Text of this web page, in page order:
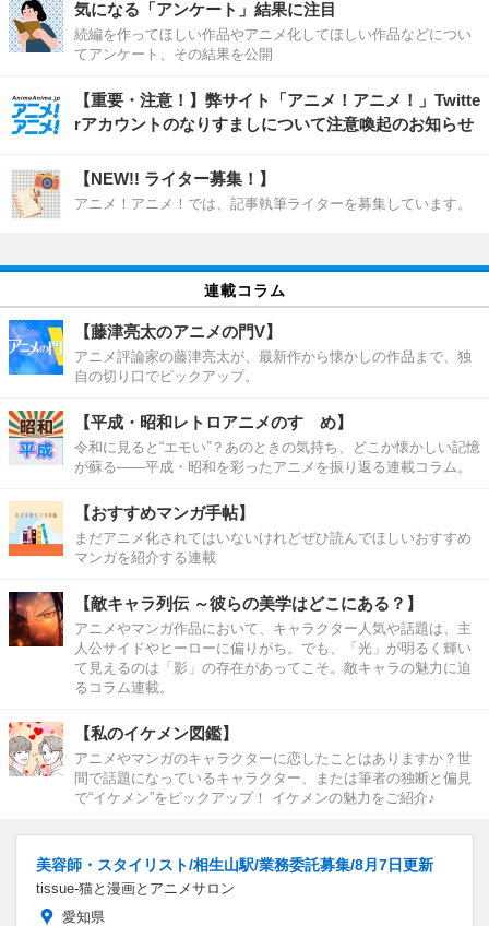
気になる「アンケート」結果に注目
続編を作ってほしい作品やアニメ化してほしい作品などについ
てアンケート、その結果を公開
【重要・注意！】弊サイト「アニメ！アニメ！」Twitte
rアカウントのなりすましについて注意喚起のお知らせ
【NEW!! ライター募集！】
アニメ！アニメ！では、記事執筆ライターを募集しています。
連載コラム
【藤津亮太のアニメの門V】
アニメ評論家の藤津亮太が、最新作から懐かしの作品まで、独
自の切り口でピックアップ。
【平成・昭和レトロアニメのすゝめ】
令和に見ると“エモい”？あのときの気持ち、どこか懐かしい記憶
が蘇る――平成・昭和を彩ったアニメを振り返る連載コラム。
【おすすめマンガ手帖】
まだアニメ化されてはいないけれどぜひ読んでほしいおすすめ
マンガを紹介する連載
【敵キャラ列伝 ～彼らの美学はどこにある？】
アニメやマンガ作品において、キャラクター人気や話題は、主
人公サイドやヒーローに偏りがち。でも、「光」が明るく輝い
て見えるのは「影」の存在があってこそ。敵キャラの魅力に迫
るコラム連載。
【私のイケメン図鑑】
アニメやマンガのキャラクターに恋したことはありますか？世
間で話題になっているキャラクター、または筆者の独断と偏見
で“イケメン”をピックアップ！ イケメンの魅力をご紹介♪
美容師・スタイリスト/相生山駅/業務委託募集/8月7日更新
tissue-猫と漫画とアニメサロン
愛知県